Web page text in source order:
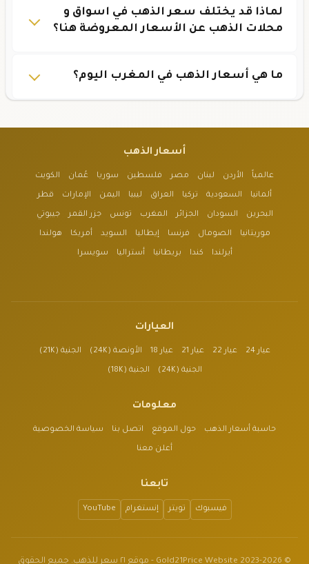
لماذا قد يختلف سعر الذهب في اسواق و
محلات الذهب عن الأسعار المعروضة هنا؟
ما هي أسعار الذهب في المغرب اليوم؟
أسعار الذهب
عالمياً الأردن لبنان مصر فلسطين سوريا عُمان الكويت
ألمانيا السعودية تركيا العراق ليبيا اليمن الإمارات قطر
البحرين السودان الجزائر المغرب تونس جزر القمر جيبوتي
موريتانيا الصومال فرنسا إيطاليا السويد أمريكا هولندا
أيرلندا كندا بريطانيا أستراليا سويسرا
العيارات
عيار 24 عيار 22 عيار 21 عيار 18 الأونصة (24K) الجنية (21K)
الجنية (24K) الجنية (18K)
معلومات
حاسبة أسعار الذهب حول الموقع اتصل بنا سياسة الخصوصية
أعلن معنا
تابعنا
فيسبوك تويتر إنستغرام YouTube
© 2023-2026 Gold21Price Website - موقع ٢١ سعر للذهب. جميع الحقوق